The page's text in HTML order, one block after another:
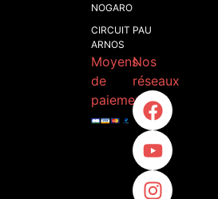
NOGARO
CIRCUIT PAU
ARNOS
Moyens
de
paiement
Nos
réseaux